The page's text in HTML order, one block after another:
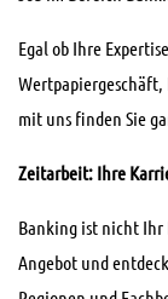
Egal ob Ihre
mit uns finden Sie
Zeitarbeit: Ihre
Banking ist nicht Ihr
Angebot und